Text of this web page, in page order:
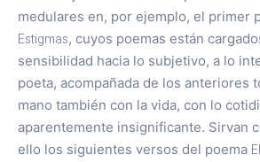
medulares en, por ejemplo, el primer
Estigmas, cuyos poemas están
sensibilidad hacia lo subjetivo, a lo
poeta, acompañada de los anteriores
mano también con la vida, con lo
aparentemente insignificante. Sirvan
ello los siguientes versos del poema